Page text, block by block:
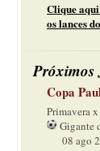
Clique
os lances
Próximos
Copa
Primavera
Gigante
08 ago